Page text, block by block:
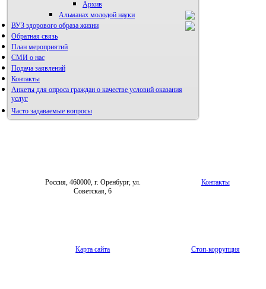
Архив
Альманах молодой науки
Редакция журнала
ВУЗ здорового образа жизни
Фотогалерея
Обратная связь
План мероприятий
СМИ о нас
Подача заявлений
Контакты
Анкеты для опроса граждан о качестве условий оказания
услуг
Часто задаваемые вопросы
Россия, 460000, г. Оренбург, ул.
Советская, 6
Контакты
Карта сайта Стоп-коррупция